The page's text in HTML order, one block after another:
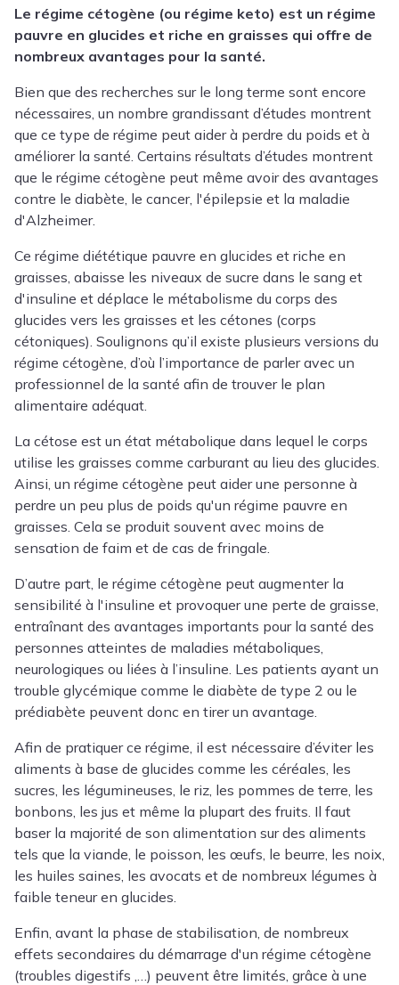
Le régime cétogène (ou régime keto) est un régime
pauvre en glucides et riche en graisses qui offre de
nombreux avantages pour la santé.
Bien que des recherches sur le long terme sont encore
nécessaires, un nombre grandissant d’études montrent
que ce type de régime peut aider à perdre du poids et à
améliorer la santé. Certains résultats d’études montrent
que le régime cétogène peut même avoir des avantages
contre le diabète, le cancer, l'épilepsie et la maladie
d'Alzheimer.
Ce régime diététique pauvre en glucides et riche en
graisses, abaisse les niveaux de sucre dans le sang et
d'insuline et déplace le métabolisme du corps des
glucides vers les graisses et les cétones (corps
cétoniques). Soulignons qu’il existe plusieurs versions du
régime cétogène, d’où l’importance de parler avec un
professionnel de la santé afin de trouver le plan
alimentaire adéquat.
La cétose est un état métabolique dans lequel le corps
utilise les graisses comme carburant au lieu des glucides.
Ainsi, un régime cétogène peut aider une personne à
perdre un peu plus de poids qu'un régime pauvre en
graisses. Cela se produit souvent avec moins de
sensation de faim et de cas de fringale.
D’autre part, le régime cétogène peut augmenter la
sensibilité à l'insuline et provoquer une perte de graisse,
entraînant des avantages importants pour la santé des
personnes atteintes de maladies métaboliques,
neurologiques ou liées à l’insuline. Les patients ayant un
trouble glycémique comme le diabète de type 2 ou le
prédiabète peuvent donc en tirer un avantage.
Afin de pratiquer ce régime, il est nécessaire d’éviter les
aliments à base de glucides comme les céréales, les
sucres, les légumineuses, le riz, les pommes de terre, les
bonbons, les jus et même la plupart des fruits. Il faut
baser la majorité de son alimentation sur des aliments
tels que la viande, le poisson, les œufs, le beurre, les noix,
les huiles saines, les avocats et de nombreux légumes à
faible teneur en glucides.
Enfin, avant la phase de stabilisation, de nombreux
effets secondaires du démarrage d'un régime cétogène
(troubles digestifs ,…) peuvent être limités, grâce à une